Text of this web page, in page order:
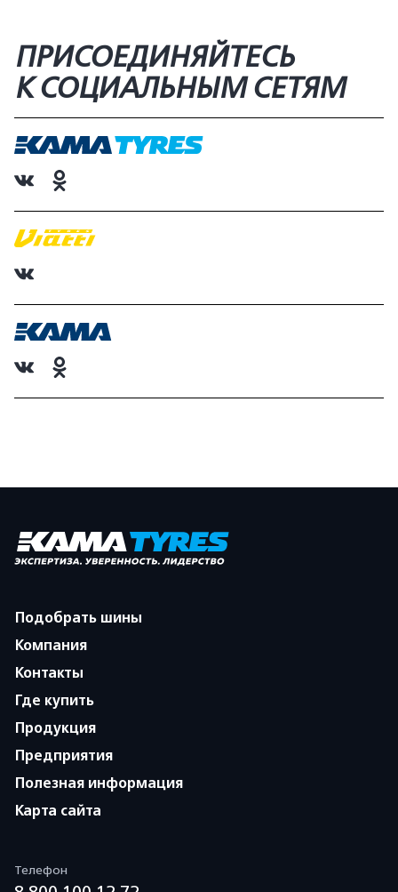
ПРИСОЕДИНЯЙТЕСЬ
К СОЦИАЛЬНЫМ СЕТЯМ
Подобрать шины
Компания
Контакты
Где купить
Продукция
Предприятия
Полезная информация
Карта сайта
Телефон